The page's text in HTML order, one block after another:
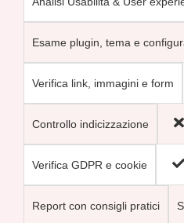
Esame plugin, tema e
Verifica link, immagini e form
Controllo indicizzazione
Verifica GDPR e cookie
Report con consigli pratici